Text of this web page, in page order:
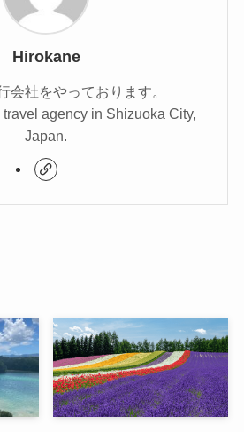
Hirokane
会社をやっております。
agency in Shizuoka City,
Japan.